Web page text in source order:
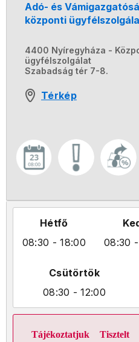
Adó- és
központi
4400 Nyíregyháza -
ügyfélszolgálat
Szabadság tér 7-8.
Térkép
Hétfő
08:30 - 18:00
08:30
Csütörtök
08:30 - 12:00
Tájékoztatjuk